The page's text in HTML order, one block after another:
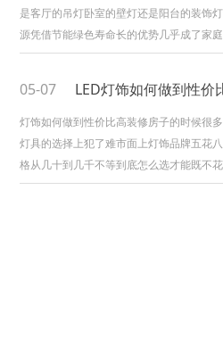
盏灯装在哪里客厅卧室厨房书房不同空间
的需求可以不同客厅需要明亮大气卧室讲究
温馨厨房则要求灯光够亮
是客厅的吊灯卧室的壁灯还是阳台的装饰
源凭借节能绿色寿命长的优势几乎成了家
的可选但很多人买回来之后就不管不顾用
饰的日常养护技巧让你家的灯用得更久更
期清洁是关键灯饰用久了表面难免会积灰
仅影响美观还会降低灯光的透射效率让房
暗沉建议每隔一到两个月用柔软的干布轻轻
灯罩和灯体表面遇到顽固
05-07 LED灯饰如何做到性价
灯饰如何做到性价比高装修房子的时候很
灯具的选择上犯了难市面上灯饰品牌五花
格从几十到几千不等到底怎么选才能既不
钱又能买到真正好用的产品今天就来聊聊